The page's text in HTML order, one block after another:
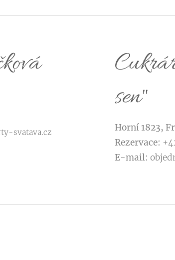
svatava.cz
sen"
Horní 1823,
Rezervace:
E-mail: